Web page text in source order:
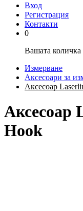
Вход
Регистрация
Контакти
0
Вашата количка
Измерване
Аксесоари за
Аксесоар
Аксесоар
Hook